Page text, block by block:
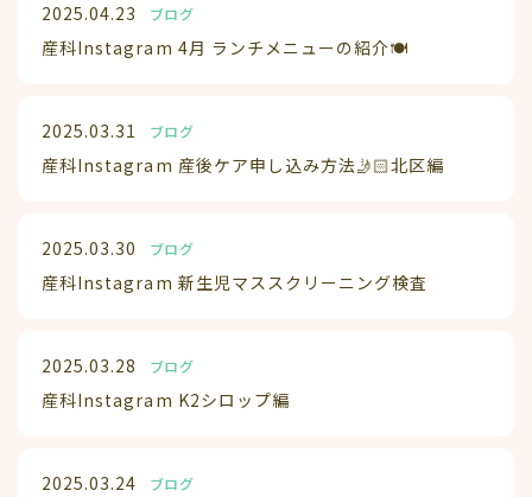
2025.04.23 ブログ
産科Instagram 4月 ランチメニューの紹介🍽️
2025.03.31 ブログ
産科Instagram 産後ケア申し込み方法🤳🏻北区編
2025.03.30 ブログ
産科Instagram 新生児マススクリーニング検査
2025.03.28 ブログ
産科Instagram K2シロップ編
2025.03.24 ブログ